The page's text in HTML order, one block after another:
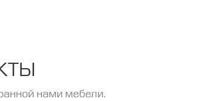
нами мебели.